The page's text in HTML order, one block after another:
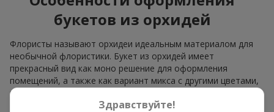
букетов из орхидей
Флористы называют орхидеи идеальным материалом для
необычной флористики. Букет из орхидей имеет
прекрасный вид как моно решение для оформления
помещений, а также как вариант микса с другими цветами,
который сохраняет свою выразительность в любом
Здравствуйте!